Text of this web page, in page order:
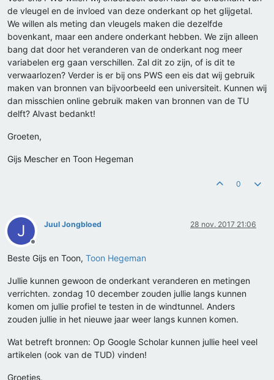
de vleugel en de invloed van deze onderkant op het glijgetal.
We willen als meting dan vleugels maken die dezelfde
bovenkant, maar een andere onderkant hebben. We zijn alleen
bang dat door het veranderen van de onderkant nog meer
variabelen erg gaan verschillen. Zal dit zo zijn, of is dit te
verwaarlozen? Verder is er bij ons PWS een eis dat wij gebruik
maken van bronnen van bijvoorbeeld een universiteit. Kunnen wij
dan misschien online gebruik maken van bronnen van de TU
delft? Alvast bedankt!
Groeten,
Gijs Mescher en Toon Hegeman
0
J
Offline
Juul Jongbloed 28 nov. 2017 21:06
Beste Gijs en Toon, Toon Hegeman
Jullie kunnen gewoon de onderkant veranderen en metingen
verrichten. zondag 10 december zouden jullie langs kunnen
komen om jullie profiel te testen in de windtunnel. Anders
zouden jullie in het nieuwe jaar weer langs kunnen komen.
Wat betreft bronnen: Op Google Scholar kunnen jullie heel veel
artikelen (ook van de TUD) vinden!
Groetjes,